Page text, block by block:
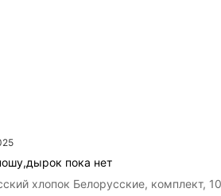
пока нет
хлопок Белорусские, комплект,